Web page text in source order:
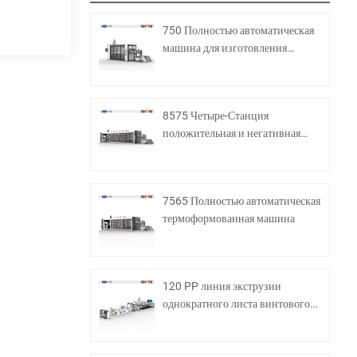
750 Полностью автоматическая
машина для изготовления
8575 Четыре-Станция
положительная и негативная
7565 Полностью автоматическая
термоформованная машина
120 PP линия экструзии
однократного листа винтового